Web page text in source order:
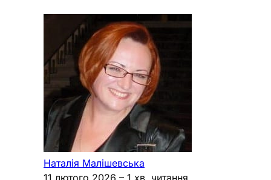
Наталія Малішевська
11 лютого 2026 – 1 хв. читання